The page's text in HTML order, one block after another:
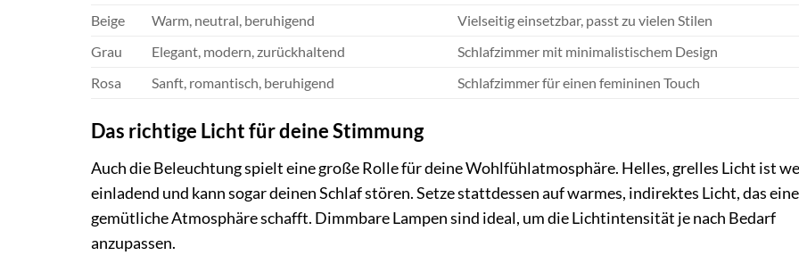
Beige
Warm, neutral, beruhigend
Vielseitig einsetzbar, passt zu vielen Stilen
Grau
Elegant, modern, zurückhaltend
Schlafzimmer mit minimalistischem Design
Rosa
Sanft, romantisch, beruhigend Schlafzimmer für einen femininen Touch
Das richtige Licht für deine Stimmung
Auch die Beleuchtung spielt eine große Rolle für deine Wohlfühlatmosphäre. Helles, grelles Licht ist
einladend und kann sogar deinen Schlaf stören. Setze stattdessen auf warmes, indirektes Licht, das eine
gemütliche Atmosphäre schafft. Dimmbare Lampen sind ideal, um die Lichtintensität je nach Bedarf
anzupassen.